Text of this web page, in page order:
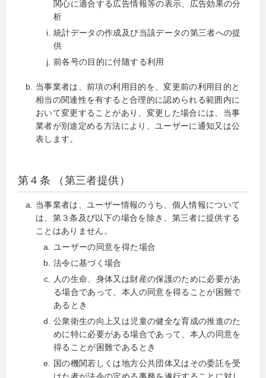
関心に適合する広告情報等の表示、広告効果の分
析
統計データの作成及び当該データの第三者への提
供
前各号の目的に付随する利用
当事業者は、前項の利用目的を、変更前の利用目的と
相当の関連性を有すると合理的に認められる範囲内に
おいて変更することがあり、変更した場合には、当事
業者が別途定める方法により、ユーザーに通知又は公
表します。
第４条 （第三者提供）
当事業者は、ユーザー情報のうち、個人情報について
は、第３条及び以下の場合を除き、第三者に提供する
ことはありません。
ユーザーの同意を得た場合
法令に基づく場合
人の生命、身体又は財産の保護のために必要があ
る場合であって、本人の同意を得ることが困難で
あるとき
公衆衛生の向上又は児童の健全な育成の推進のた
めに特に必要がある場合であって、本人の同意を
得ることが困難であるとき
国の機関若しくは地方公共団体又はその委託を受